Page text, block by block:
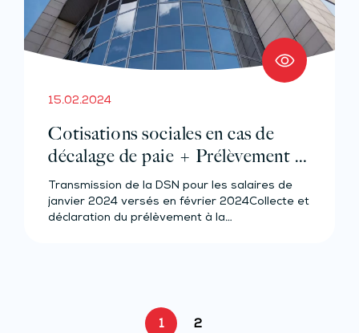
15.02.2024
Cotisations sociales en cas de
décalage de paie + Prélèvement à
la source pour les salariés et
assimilés (effectif d’au moins 50
salariés)
Transmission de la DSN pour les salaires de
janvier 2024 versés en février 2024Collecte et
déclaration du prélèvement à la…
1 2